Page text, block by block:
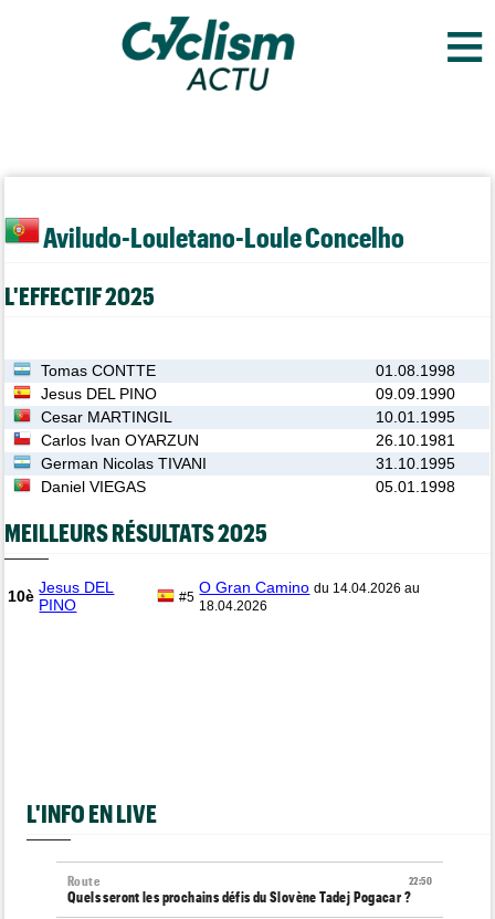
≡
Aviludo-Louletano-Loule Concelho
L'EFFECTIF 2025
Tomas CONTTE
01.08.1998
Jesus DEL PINO
09.09.1990
Cesar MARTINGIL
10.01.1995
Carlos Ivan OYARZUN
26.10.1981
German Nicolas TIVANI
31.10.1995
Daniel VIEGAS
05.01.1998
MEILLEURS RÉSULTATS 2025
10è Jesus DEL
PINO
#5
O Gran Camino du 14.04.2026 au
18.04.2026
L'INFO EN LIVE
22:50
Route
Quels seront les prochains défis du Slovène Tadej Pogacar ?